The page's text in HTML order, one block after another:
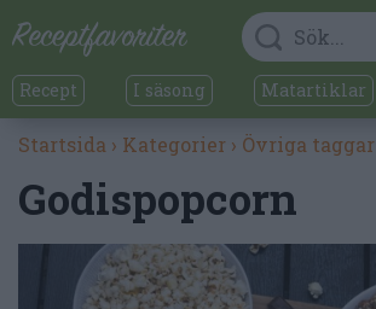
Recept I säsong Matartiklar
Startsida › Kategorier › Övriga taggar
Godispopcorn